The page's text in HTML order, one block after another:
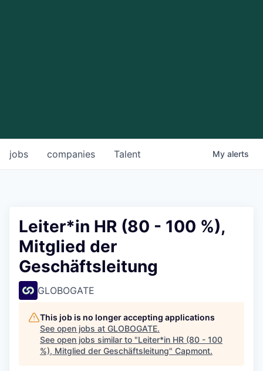
jobs companies Talent My alerts
Leiter*in HR (80 - 100 %),
Mitglied der
Geschäftsleitung
GLOBOGATE
This job is no longer accepting applications
See open jobs at GLOBOGATE.
See open jobs similar to "Leiter*in HR (80 - 100
%), Mitglied der Geschäftsleitung" Capmont.